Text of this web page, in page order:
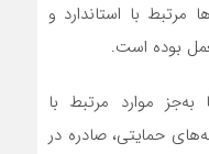
‌بخشنامه‌‌‌‌‌ها مرتبط با استاندارد و
موارد مرتبط با
حمایتی، صادره در